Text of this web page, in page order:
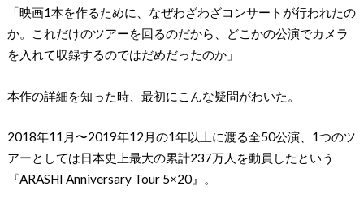
「映画1本を作るために、なぜわざわざコンサートが行われたの
か。これだけのツアーを回るのだから、どこかの公演でカメラ
を入れて収録するのではだめだったのか」
本作の詳細を知った時、最初にこんな疑問がわいた。
2018年11月〜2019年12月の1年以上に渡る全50公演、1つのツ
アーとしては日本史上最大の累計237万人を動員したという
『ARASHI Anniversary Tour 5×20』。